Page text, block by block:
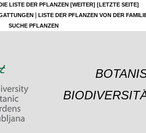
LISTE DER PFLANZEN [WEITER] [LETZTE SEITE]
LISTE DER PFLANZEN VON DER
SUCHE PFLANZEN